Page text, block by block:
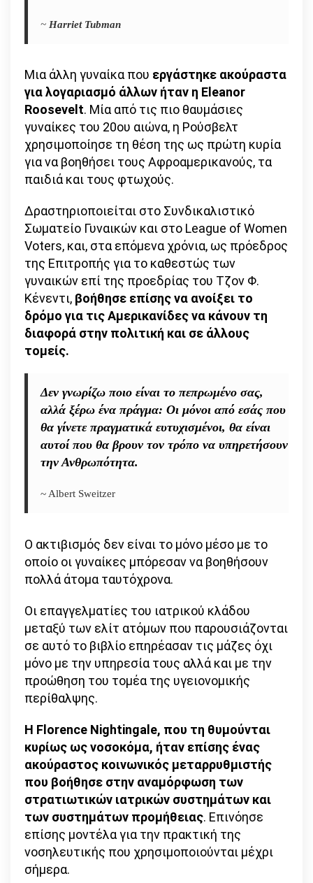
~ Ηarriet Tubman
Μια άλλη γυναίκα που εργάστηκε ακούραστα
για λογαριασμό άλλων ήταν η Eleanor
Roosevelt. Μία από τις πιο θαυμάσιες
γυναίκες του 20ου αιώνα, η Ρούσβελτ
χρησιμοποίησε τη θέση της ως πρώτη κυρία
για να βοηθήσει τους Αφροαμερικανούς, τα
παιδιά και τους φτωχούς.
Δραστηριοποιείται στο Συνδικαλιστικό
Σωματείο Γυναικών και στο League of Women
Voters, και, στα επόμενα χρόνια, ως πρόεδρος
της Επιτροπής για το καθεστώς των
γυναικών επί της προεδρίας του Τζον Φ.
Κένεντι, βοήθησε επίσης να ανοίξει το
δρόμο για τις Αμερικανίδες να κάνουν τη
διαφορά στην πολιτική και σε άλλους
τομείς.
Δεν γνωρίζω ποιο είναι το πεπρωμένο σας,
αλλά ξέρω ένα πράγμα: Οι μόνοι από εσάς που
θα γίνετε πραγματικά ευτυχισμένοι, θα είναι
αυτοί που θα βρουν τον τρόπο να υπηρετήσουν
την Ανθρωπότητα.
~ Albert Sweitzer
Ο ακτιβισμός δεν είναι το μόνο μέσο με το
οποίο οι γυναίκες μπόρεσαν να βοηθήσουν
πολλά άτομα ταυτόχρονα.
Οι επαγγελματίες του ιατρικού κλάδου
μεταξύ των ελίτ ατόμων που παρουσιάζονται
σε αυτό το βιβλίο επηρέασαν τις μάζες όχι
μόνο με την υπηρεσία τους αλλά και με την
προώθηση του τομέα της υγειονομικής
περίθαλψης.
Η Florence Nightingale, που τη θυμούνται
κυρίως ως νοσοκόμα, ήταν επίσης ένας
ακούραστος κοινωνικός μεταρρυθμιστής
που βοήθησε στην αναμόρφωση των
στρατιωτικών ιατρικών συστημάτων και
των συστημάτων προμήθειας. Επινόησε
επίσης μοντέλα για την πρακτική της
νοσηλευτικής που χρησιμοποιούνται μέχρι
σήμερα.